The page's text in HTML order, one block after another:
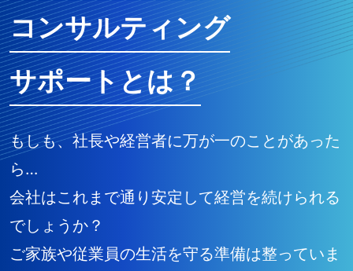
コンサルティング
サポートとは？
もしも、社長や経営者に万が一のことがあった
ら…
会社はこれまで通り安定して経営を続けられる
でしょうか？
ご家族や従業員の生活を守る準備は整っていま